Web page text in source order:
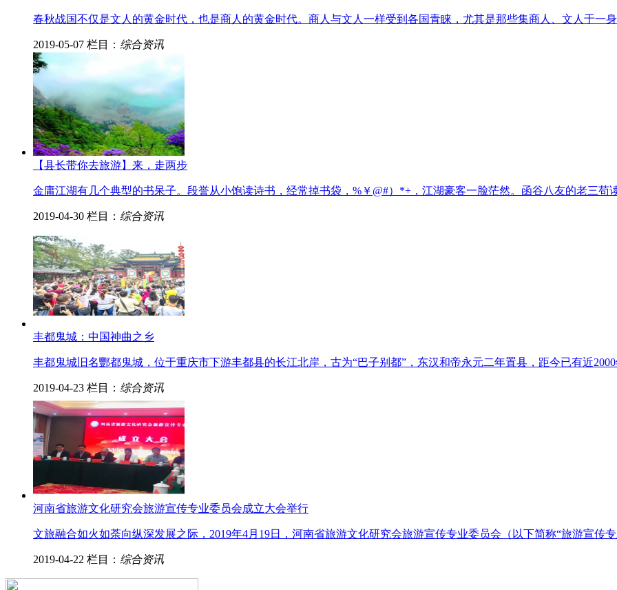
春秋战国不仅是文人的黄金时代，也是商人的黄金时代。商人与文人一样受到各国青睐，尤其是那些集商人、文人于一
2019-05-07 栏目： 综合资讯
【县长带你去旅游】来，走两步
金庸江湖有几个典型的书呆子。段誉从小饱读诗书，经常掉书袋，%￥@#）*+，江湖豪客一脸茫然。函谷八友的老三苟
2019-04-30 栏目： 综合资讯
丰都鬼城：中国神曲之乡
丰都鬼城旧名酆都鬼城，位于重庆市下游丰都县的长江北岸，古为“巴子别都”，东汉和帝永元二年置县，距今已有近
2019-04-23 栏目： 综合资讯
河南省旅游文化研究会旅游宣传专业委员会成立大会举行
文旅融合如火如荼向纵深发展之际，2019年4月19日，河南省旅游文化研究会旅游宣传专业委员会（以下简称“旅游宣传专
2019-04-22 栏目： 综合资讯